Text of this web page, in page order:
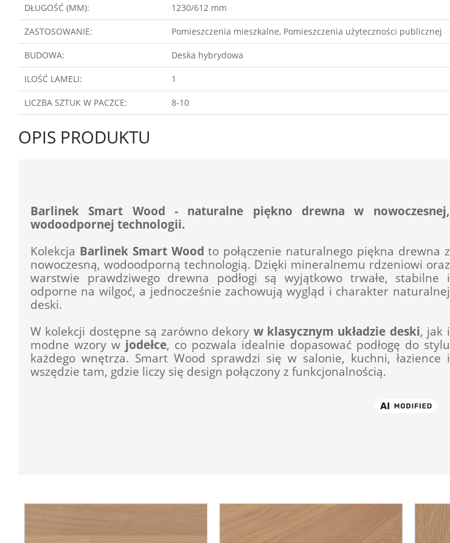
DŁUGOŚĆ (MM): 1230/612 mm
ZASTOSOWANIE: Pomieszczenia mieszkalne, Pomieszczenia użyteczności publicznej
BUDOWA: Deska hybrydowa
ILOŚĆ LAMELI: 1
LICZBA SZTUK W PACZCE: 8-10
OPIS PRODUKTU
Barlinek Smart Wood - naturalne piękno drewna w nowoczesnej,
wodoodpornej technologii.
Kolekcja Barlinek Smart Wood to połączenie naturalnego piękna drewna z
nowoczesną, wodoodporną technologią. Dzięki mineralnemu rdzeniowi oraz
warstwie prawdziwego drewna podłogi są wyjątkowo trwałe, stabilne i
odporne na wilgoć, a jednocześnie zachowują wygląd i charakter naturalnej
deski.
W kolekcji dostępne są zarówno dekory w klasycznym układzie deski, jak i
modne wzory w jodełce, co pozwala idealnie dopasować podłogę do stylu
każdego wnętrza. Smart Wood sprawdzi się w salonie, kuchni, łazience i
wszędzie tam, gdzie liczy się design połączony z funkcjonalnością.